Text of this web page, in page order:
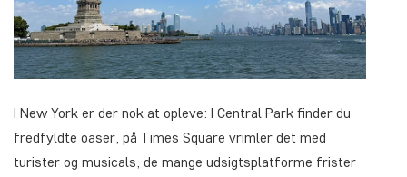
I New York er der nok at opleve: I Central Park finder du
fredfyldte oaser, på Times Square vrimler det med
turister og musicals, de mange udsigtsplatforme frister